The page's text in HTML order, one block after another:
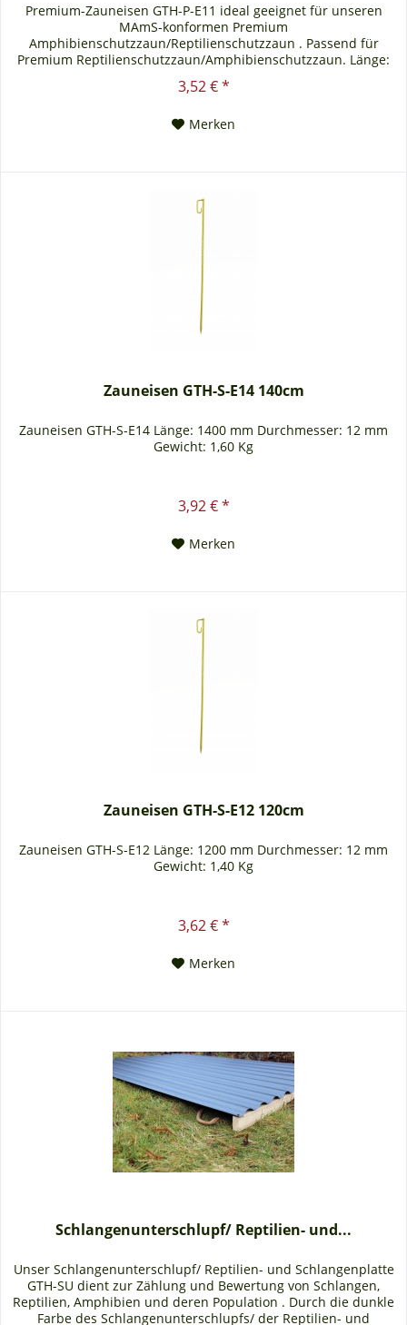
Premium-Zauneisen GTH-P-E11 ideal geeignet für unseren
MAmS-konformen Premium
Amphibienschutzzaun/Reptilienschutzzaun . Passend für
Premium Reptilienschutzzaun/Amphibienschutzzaun. Länge:
1100 mm Durchmesser: 12 mm Gewicht: 1,20 Kg
3,52 € *
Merken
Zauneisen GTH-S-E14 140cm
Zauneisen GTH-S-E14 Länge: 1400 mm Durchmesser: 12 mm
Gewicht: 1,60 Kg
3,92 € *
Merken
Zauneisen GTH-S-E12 120cm
Zauneisen GTH-S-E12 Länge: 1200 mm Durchmesser: 12 mm
Gewicht: 1,40 Kg
3,62 € *
Merken
Schlangenunterschlupf/ Reptilien- und...
Unser Schlangenunterschlupf/ Reptilien- und Schlangenplatte
GTH-SU dient zur Zählung und Bewertung von Schlangen,
Reptilien, Amphibien und deren Population . Durch die dunkle
Farbe des Schlangenunterschlupfs/ der Reptilien- und